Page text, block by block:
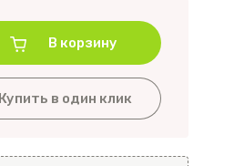
В корзину
Купить в один клик